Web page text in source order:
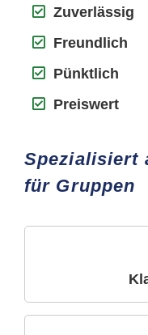
Zuverlässig
Freundlich
Pünktlich
Preiswert
Spezialisiert
für Gruppen